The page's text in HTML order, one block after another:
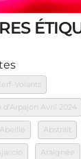
Volants
Avril 2024
Abeille Abstrait
Araignée